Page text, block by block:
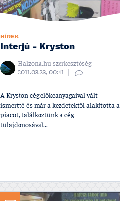
HÍREK
Interjú - Kryston
Halzona.hu szerkesztőség
2011.03.23, 00:41
A Kryston cég előkeanyagaival vált
ismertté és már a kezdetektől alakí­totta a
piacot, találkoztunk a cég
tulajdonosával...